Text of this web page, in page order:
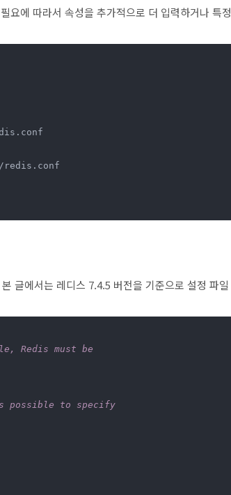
에 따라서 속성을 추가적으로 더 입력하거나 특정
글에서는 레디스 7.4.5 버전을 기준으로 설정 파일
Redis must be
possible to specify